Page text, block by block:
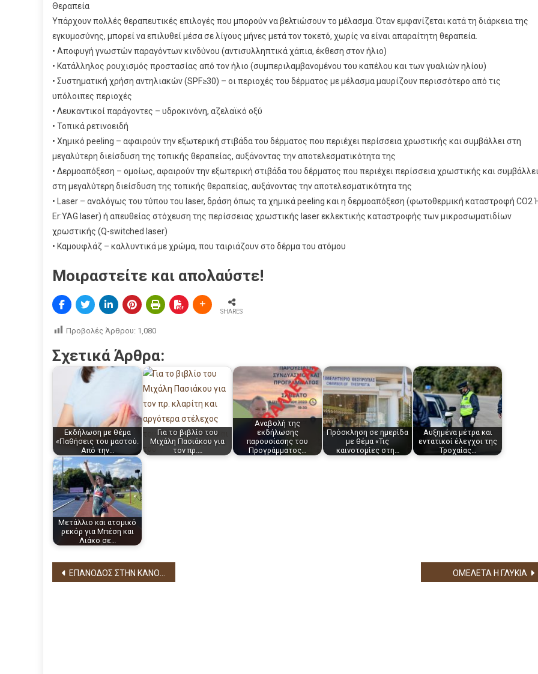
Θεραπεία
Υπάρχουν πολλές θεραπευτικές επιλογές που μπορούν να βελτιώσουν το μέλασμα. Όταν εμφανίζεται κατά τη διάρκεια της
εγκυμοσύνης, μπορεί να επιλυθεί μέσα σε λίγους μήνες μετά τον τοκετό, χωρίς να είναι απαραίτητη θεραπεία.
• Αποφυγή γνωστών παραγόντων κινδύνου (αντισυλληπτικά χάπια, έκθεση στον ήλιο)
• Κατάλληλος ρουχισμός προστασίας από τον ήλιο (συμπεριλαμβανομένου του καπέλου και των γυαλιών ηλίου)
• Συστηματική χρήση αντηλιακών (SPF≥30) – οι περιοχές του δέρματος με μέλασμα μαυρίζουν περισσότερο από τις
υπόλοιπες περιοχές
• Λευκαντικοί παράγοντες – υδροκινόνη, αζελαϊκό οξύ
• Τοπικά ρετινοειδή
• Χημικό peeling – αφαιρούν την εξωτερική στιβάδα του δέρματος που περιέχει περίσσεια χρωστικής και συμβάλλει στη
μεγαλύτερη διείσδυση της τοπικής θεραπείας, αυξάνοντας την αποτελεσματικότητα της
• Δερμοαπόξεση – ομοίως, αφαιρούν την εξωτερική στιβάδα του δέρματος που περιέχει περίσσεια χρωστικής και συμβάλλει
στη μεγαλύτερη διείσδυση της τοπικής θεραπείας, αυξάνοντας την αποτελεσματικότητα της
• Laser – αναλόγως του τύπου του laser, δράση όπως τα χημικά peeling και η δερμοαπόξεση (φωτοθερμική καταστροφή CO2
Er:YAG laser) ή απευθείας στόχευση της περίσσειας χρωστικής laser εκλεκτικής καταστροφής των μικροσωματιδίων
χρωστικής (Q-switched laser)
• Καμουφλάζ – καλλυντικά με χρώμα, που ταιριάζουν στο δέρμα του ατόμου
Μοιραστείτε και απολαύστε!
SHARES
Προβολές Άρθρου: 1,080
Σχετικά Άρθρα:
Εκδήλωση με θέμα
«Παθήσεις του μαστού.
Από την…
Για το βιβλίο του
Μιχάλη Πασιάκου για
τον πρ.…
Αναβολή της
εκδήλωσης
παρουσίασης του
Προγράμματος…
Πρόσκληση σε ημερίδα
με θέμα «Τις
καινοτομίες στη…
Αυξημένα μέτρα και
εντατικοί έλεγχοι της
Τροχαίας…
Μετάλλιο και ατομικό
ρεκόρ για Μπέση και
Λιάκο σε…
Πλοήγηση
ΕΠΑΝΟΔΟΣ ΣΤΗΝ ΚΑΝΟΝΙΚΟΤΗΤΑ ΟΜΕΛΕΤΑ Η ΓΛΥΚΙΑ